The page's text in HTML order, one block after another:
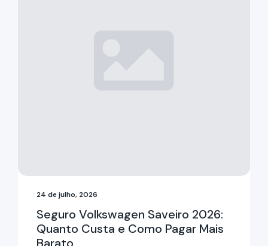
24 de julho, 2026
Seguro Volkswagen Saveiro 2026:
Quanto Custa e Como Pagar Mais